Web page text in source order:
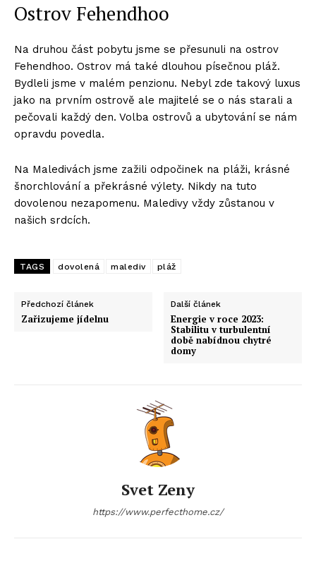
Ostrov Fehendhoo
Na druhou část pobytu jsme se přesunuli na ostrov
Fehendhoo. Ostrov má také dlouhou písečnou pláž.
Bydleli jsme v malém penzionu. Nebyl zde takový luxus
jako na prvním ostrově ale majitelé se o nás starali a
pečovali každý den. Volba ostrovů a ubytování se nám
opravdu povedla.
Na Maledivách jsme zažili odpočinek na pláži, krásné
šnorchlování a překrásné výlety. Nikdy na tuto
dovolenou nezapomenu. Maledivy vždy zůstanou v
našich srdcích.
TAGS dovolená malediv pláž
Předchozí článek
Zařizujeme jídelnu
Další článek
Energie v roce 2023:
Stabilitu v turbulentní
době nabídnou chytré
domy
Svet Zeny
https://www.perfecthome.cz/